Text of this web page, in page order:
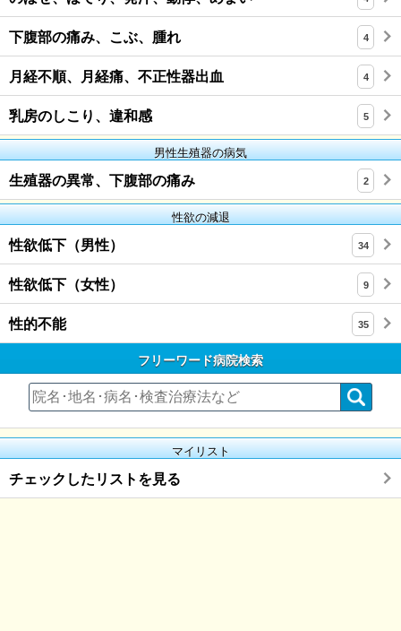
下腹部の痛み、こぶ、腫れ 4
月経不順、月経痛、不正性器出血 4
乳房のしこり、違和感 5
男性生殖器の病気
生殖器の異常、下腹部の痛み 2
性欲の減退
性欲低下（男性） 34
性欲低下（女性） 9
性的不能 35
フリーワード病院検索
マイリスト
チェックしたリストを見る